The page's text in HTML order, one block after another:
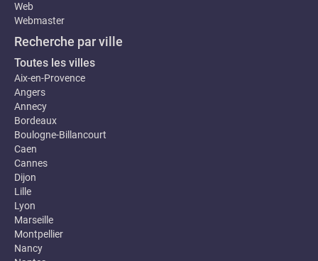
Web
Webmaster
Recherche par ville
Toutes les villes
Aix-en-Provence
Angers
Annecy
Bordeaux
Boulogne-Billancourt
Caen
Cannes
Dijon
Lille
Lyon
Marseille
Montpellier
Nancy